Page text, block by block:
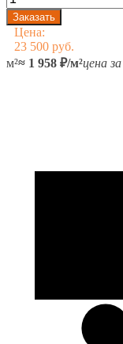
Цена:
23 500 руб.
м²≈ 1 958 ₽/м²цена